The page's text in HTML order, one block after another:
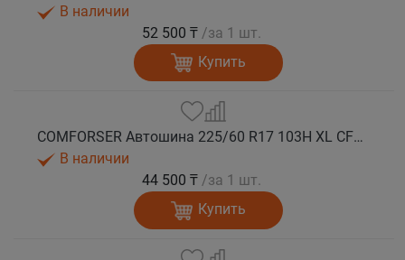
В наличии
52 500 ₸ /за 1 шт.
Купить
COMFORSER Автошина 225/60 R17 103H XL CF1100 RWL лето
В наличии
44 500 ₸ /за 1 шт.
Купить